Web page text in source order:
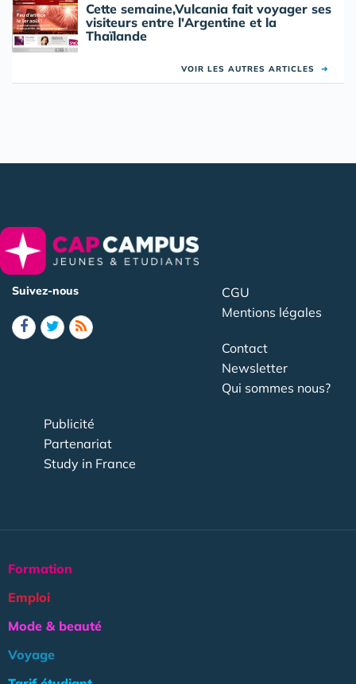
Cette semaine,Vulcania fait voyager ses
visiteurs entre l'Argentine et la
Thaïlande
VOIR LES AUTRES ARTICLES ➜
Suivez-nous
CGU
Mentions légales
Contact
Newsletter
Qui sommes nous?
Publicité
Partenariat
Study in France
Formation
Emploi
Mode & beauté
Voyage